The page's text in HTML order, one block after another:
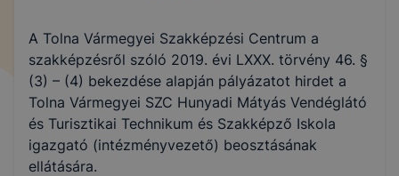
A Tolna Vármegyei Szakképzési Centrum a
szakképzésről szóló 2019. évi LXXX. törvény 46. §
(3) – (4) bekezdése alapján pályázatot hirdet a
Tolna Vármegyei SZC Hunyadi Mátyás Vendéglátó
és Turisztikai Technikum és Szakképző Iskola
igazgató (intézményvezető) beosztásának
ellátására.